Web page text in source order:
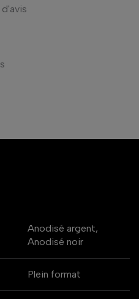
d'avis
Anodisé argent,
Anodisé noir
Plein format